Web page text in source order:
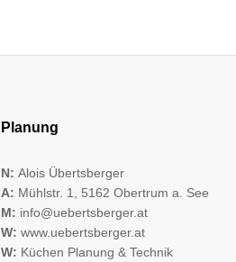
Planung
N: Alois Übertsberger
A: Mühlstr. 1, 5162 Obertrum a. See
M: info@uebertsberger.at
W: www.uebertsberger.at
W: Küchen Planung & Technik